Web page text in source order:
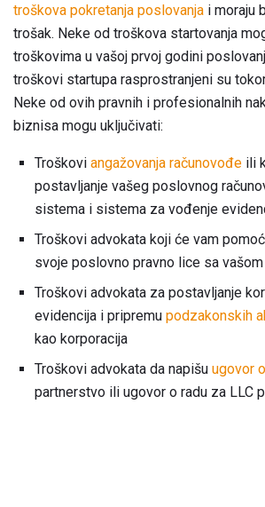
troškova pokretanja poslovanja i moraju
trošak. Neke od troškova startovanja
troškovima u vašoj prvoj godini
troškovi startupa rasprostranjeni su
Neke od ovih pravnih i profesionalnih
biznisa mogu uključivati:
Troškovi angažovanja računovođe ili
postavljanje vašeg poslovnog
sistema i sistema za vođenje
Troškovi advokata koji će vam
svoje poslovno pravno lice sa
Troškovi advokata za postavljanje
evidencija i pripremu podzakonskih
kao korporacija
Troškovi advokata da napišu ugovor
partnerstvo ili ugovor o radu za LLC